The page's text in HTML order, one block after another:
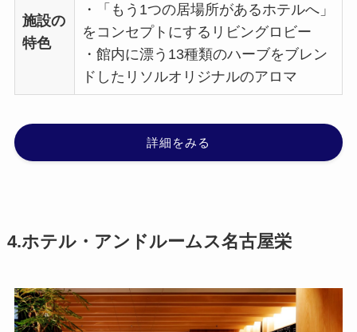
施設の
特色
・「もう1つの居場所があるホテルへ」
をコンセプトにするリビングロビー
・館内に漂う13種類のハーブをブレン
ドしたリソルオリジナルのアロマ
詳細をみる
4.ホテル・アンドルームス名古屋栄